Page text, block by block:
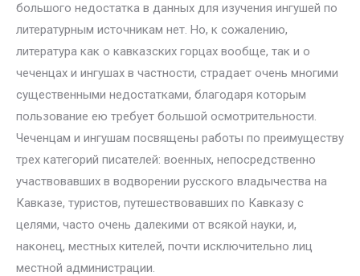
большого недостатка в данных для изучения ингушей по
литературным источникам нет. Но, к сожалению,
литература как о кавказских горцах вообще, так и о
чеченцах и ингушах в частности, страдает очень многими
существенными недостатками, благодаря которым
пользование ею требует большой осмотрительности.
Чеченцам и ингушам посвящены работы по преимуществу
трех категорий писателей: военных, непосредственно
участвовавших в водворении русского владычества на
Кавказе, туристов, путешествовавших по Кавказу с
целями, часто очень далекими от всякой науки, и,
наконец, местных кителей, почти исключительно лиц
местной администрации.